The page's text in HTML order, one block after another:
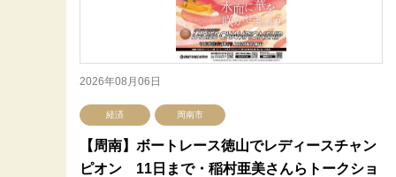
2026年08月06日
経済 周南市
【周南】ボートレース徳山でレディースチャン
ピオン 11日まで・稲村亜美さんらトークショ